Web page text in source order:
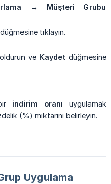
→ Müşteri Grubu
düğmesine tıklayın.
ve Kaydet düğmesine
indirim oranı uygulamak
(%) miktarını belirleyin.
Uygulama